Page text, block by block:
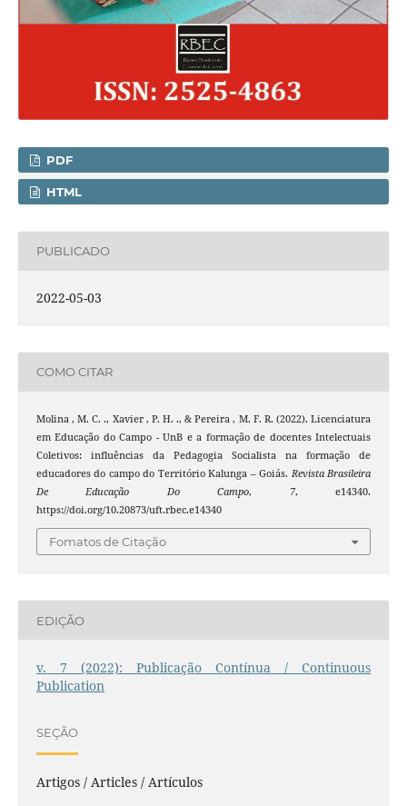
PDF
HTML
PUBLICADO
2022-05-03
COMO CITAR
Molina , M. C. ., Xavier , P. H. ., & Pereira , M. F. R. (2022). Licenciatura
em Educação do Campo - UnB e a formação de docentes Intelectuais
Coletivos: influências da Pedagogia Socialista na formação de
educadores do campo do Território Kalunga – Goiás. Revista Brasileira
De Educação Do Campo, 7, e14340.
https://doi.org/10.20873/uft.rbec.e14340
Fomatos de Citação
EDIÇÃO
v. 7 (2022): Publicação Contínua / Continuous
Publication
SEÇÃO
Artigos / Articles / Artículos